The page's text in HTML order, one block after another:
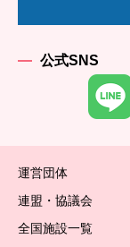
公式SNS
運営団体
連盟・協議会
全国施設一覧